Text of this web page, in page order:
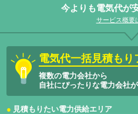
今よりも電気代が
サービス概要
電気代一括見積もり
複数の電力会社から
自社にぴったりな電力会社
見積もりたい電力供給エリア